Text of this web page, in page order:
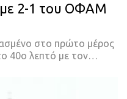
2-1 του ΟΦΑΜ
στο πρώτο μέρος
40ο λεπτό με τον…